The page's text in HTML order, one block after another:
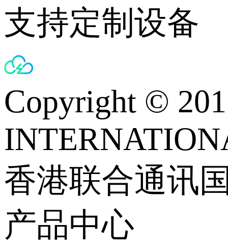
支持定制设备
Copyright ©
香港联合通讯
产品中心